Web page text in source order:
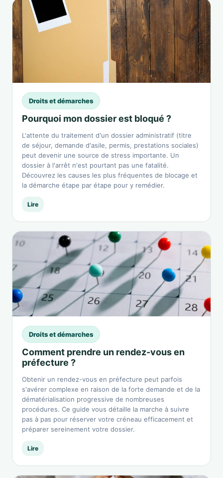
Droits et démarches
Pourquoi mon dossier est bloqué ?
L'attente du traitement d'un dossier administratif (titre
de séjour, demande d'asile, permis, prestations sociales)
peut devenir une source de stress importante. Un
dossier à l'arrêt n'est pourtant pas une fatalité.
Découvrez les causes les plus fréquentes de blocage et
la démarche étape par étape pour y remédier.
Lire
Droits et démarches
Comment prendre un rendez-vous en
préfecture ?
Obtenir un rendez-vous en préfecture peut parfois
s'avérer complexe en raison de la forte demande et de la
dématérialisation progressive de nombreuses
procédures. Ce guide vous détaille la marche à suivre
pas à pas pour réserver votre créneau efficacement et
préparer sereinement votre dossier.
Lire